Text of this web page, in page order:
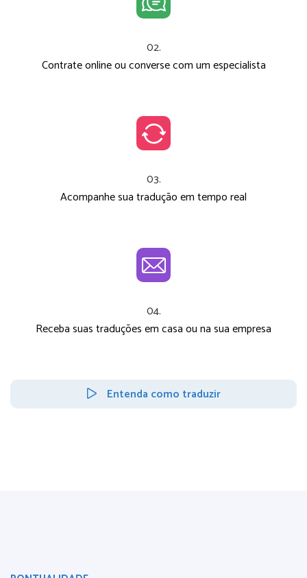
02.
Contrate online ou converse com um especialista
03.
Acompanhe sua tradução em tempo real
04.
Receba suas traduções em casa ou na sua empresa
Entenda como traduzir